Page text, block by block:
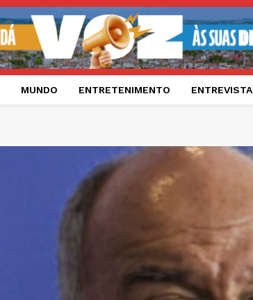
MUNDO ENTRETENIMENTO ENTREVISTA